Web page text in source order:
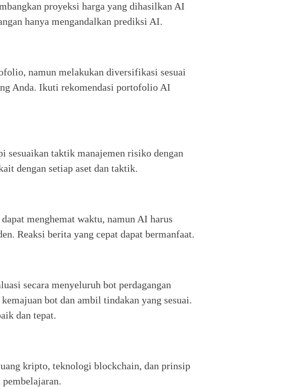
proyeksi harga yang dihasilkan AI
hanya mengandalkan prediksi AI.
namun melakukan diversifikasi sesuai
Anda. Ikuti rekomendasi portofolio AI
sesuaikan taktik manajemen risiko dengan
dengan setiap aset dan taktik.
menghemat waktu, namun AI harus
Reaksi berita yang cepat dapat bermanfaat.
secara menyeluruh bot perdagangan
bot dan ambil tindakan yang sesuai.
dan tepat.
kripto, teknologi blockchain, dan prinsip
pembelajaran.